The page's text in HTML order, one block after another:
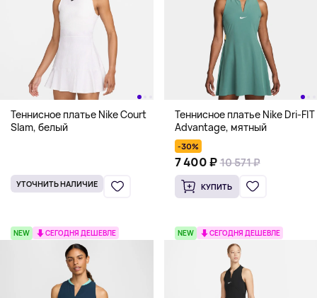
Теннисное платье Nike Court
Slam, белый
УТОЧНИТЬ НАЛИЧИЕ
Теннисное платье Nike Dri-FIT
Advantage, мятный
-30%
7 400 ₽ 10 571 ₽
КУПИТЬ
NEW СЕГОДНЯ ДЕШЕВЛЕ NEW СЕГОДНЯ ДЕШЕВЛЕ